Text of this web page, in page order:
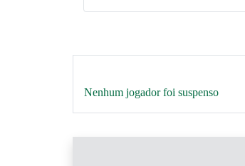
Nenhum jogador foi suspenso